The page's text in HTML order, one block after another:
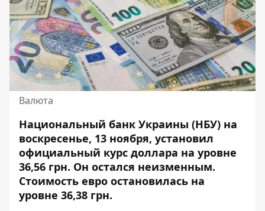
Валюта
Национальный банк Украины (НБУ) на
воскресенье, 13 ноября, установил
официальный курс доллара на уровне
36,56 грн. Он остался неизменным.
Стоимость евро остановилась на
уровне 36,38 грн.